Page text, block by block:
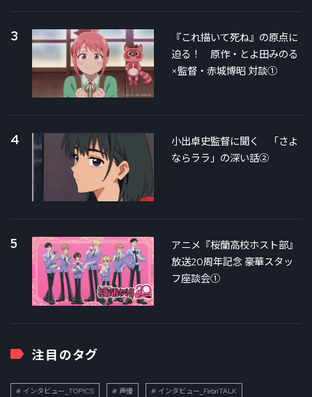
3
『これ描いて死ね』の原点に
迫る！ 原作・とよ田みのる
×監督・赤城博昭 対談①
4
小出卓史監督に聞く 「さよ
ならララ」の深い話②
5
アニメ『桜蘭高校ホスト部』
放送20周年記念 豪華スタッ
フ座談会①
注目のタグ
インタビュー_TOPICS 声優 インタビュー_FebriTALK